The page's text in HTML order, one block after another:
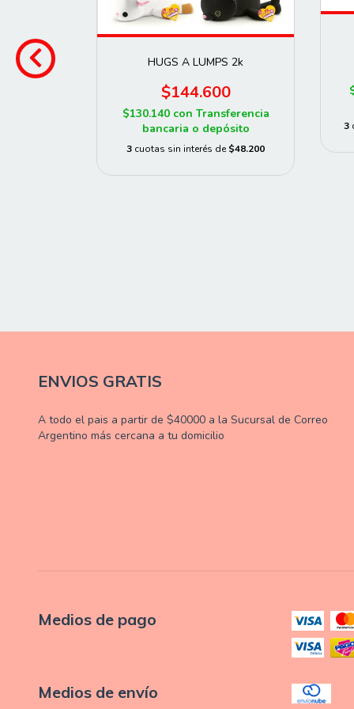
HUGS A LUMPS 2k
$144.600
$130.140 con Transferencia
bancaria o depósito
3 cuotas sin interés de $48.200
3
ENVIOS GRATIS
A todo el pais a partir de $40000 a la Sucursal de Correo
Argentino más cercana a tu domicilio
Medios de pago
Medios de envío